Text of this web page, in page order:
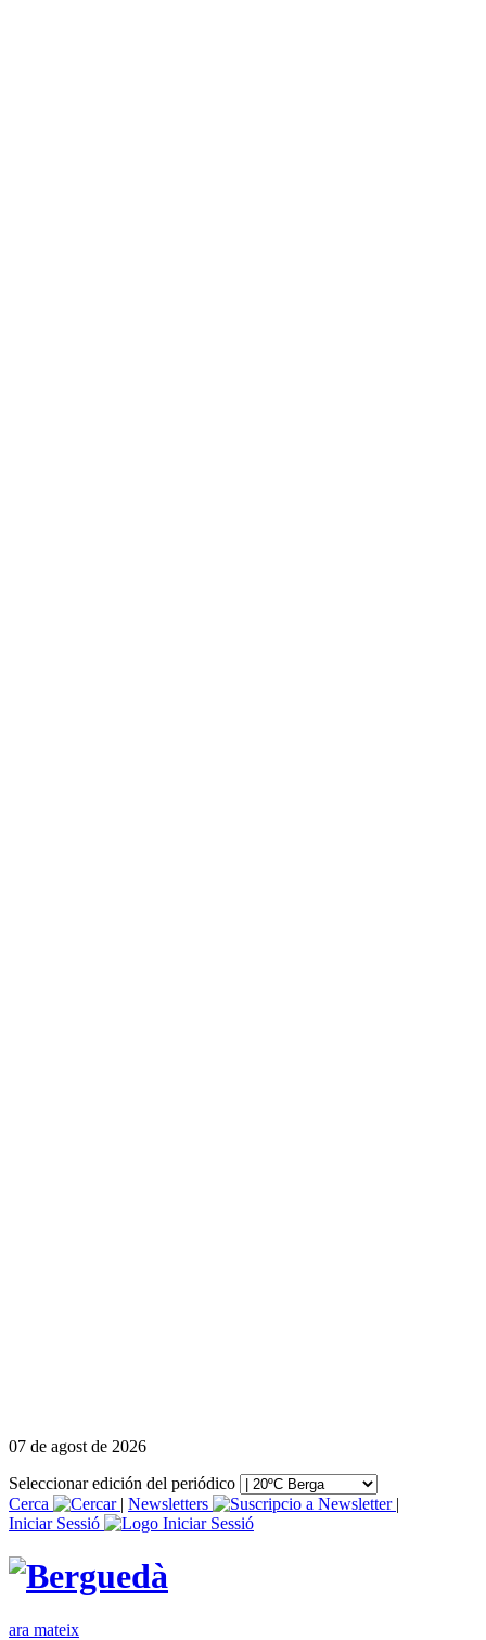
07 de agost de 2026
Seleccionar edición del periódico
Cerca
| Newsletters
|
Iniciar Sessió
ara mateix